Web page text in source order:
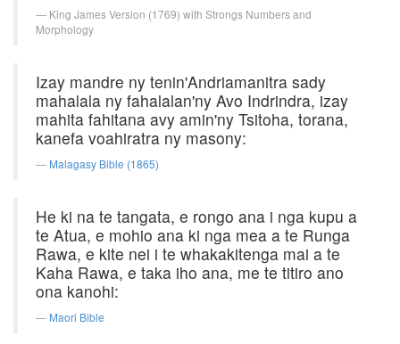
King James Version (1769) with Strongs Numbers and
Morphology
Izay mandre ny tenin'Andriamanitra sady
mahalala ny fahalalan'ny Avo Indrindra, izay
mahita fahitana avy amin'ny Tsitoha, torana,
kanefa voahiratra ny masony:
Malagasy Bible (1865)
He ki na te tangata, e rongo ana i nga kupu a
te Atua, e mohio ana ki nga mea a te Runga
Rawa, e kite nei i te whakakitenga mai a te
Kaha Rawa, e taka iho ana, me te titiro ano
ona kanohi:
Maori Bible